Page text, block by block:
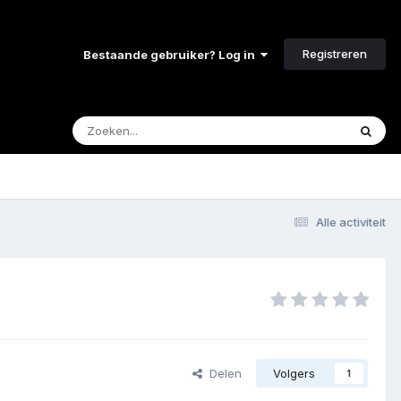
Bestaande gebruiker? Log in Registreren
Alle activiteit
Delen Volgers 1